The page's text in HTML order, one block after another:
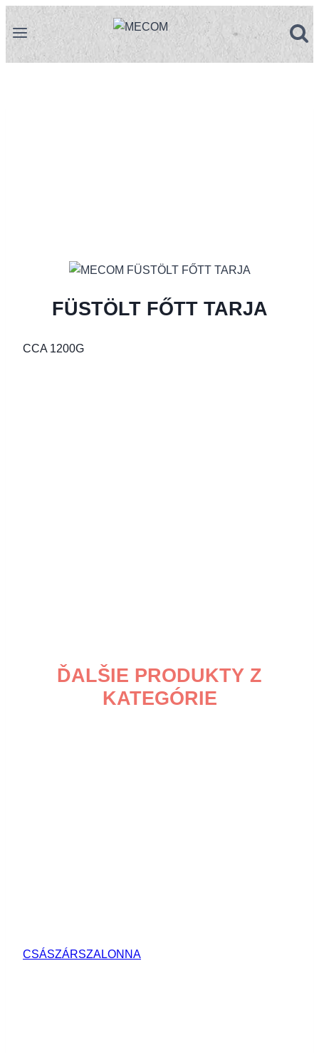
na
FÜSTÖLT FŐTT TARJA
CCA 1200G
ĎALŠIE PRODUKTY Z
KATEGÓRIE
CSÁSZÁRSZALONNA